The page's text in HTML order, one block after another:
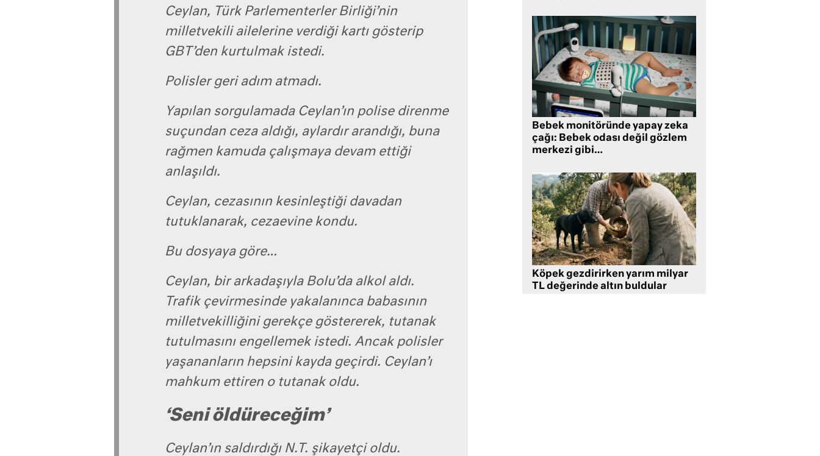
Ceylan, Türk Parlementerler Birliği’nin
milletvekili ailelerine verdiği kartı gösterip
GBT’den kurtulmak istedi.
Polisler geri adım atmadı.
Yapılan sorgulamada Ceylan’ın polise direnme
suçundan ceza aldığı, aylardır arandığı, buna
rağmen kamuda çalışmaya devam ettiği
anlaşıldı.
Ceylan, cezasının kesinleştiği davadan
tutuklanarak, cezaevine kondu.
Bu dosyaya göre…
Ceylan, bir arkadaşıyla Bolu’da alkol aldı.
Trafik çevirmesinde yakalanınca babasının
milletvekilliğini gerekçe göstererek, tutanak
tutulmasını engellemek istedi. Ancak polisler
yaşananların hepsini kayda geçirdi. Ceylan’ı
mahkum ettiren o tutanak oldu.
‘Seni öldüreceğim’
Ceylan’ın saldırdığı N.T. şikayetçi oldu.
Bebek monitöründe yapay zeka
çağı: Bebek odası değil gözlem
merkezi gibi…
Köpek gezdirirken yarım milyar
TL değerinde altın buldular